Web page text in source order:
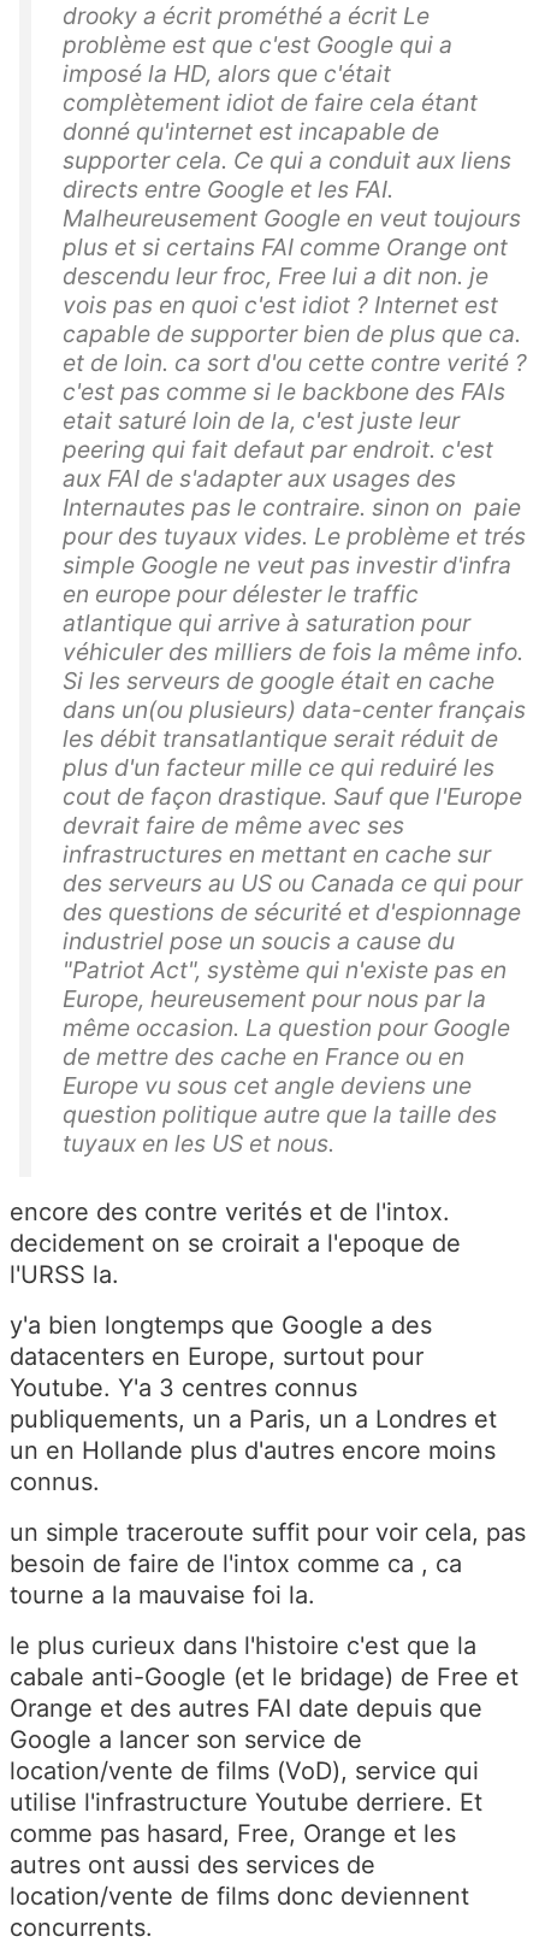
drooky a écrit prométhé a écrit Le
problème est que c'est Google qui a
imposé la HD, alors que c'était
complètement idiot de faire cela étant
donné qu'internet est incapable de
supporter cela. Ce qui a conduit aux liens
directs entre Google et les FAI.
Malheureusement Google en veut toujours
plus et si certains FAI comme Orange ont
descendu leur froc, Free lui a dit non. je
vois pas en quoi c'est idiot ? Internet est
capable de supporter bien de plus que ca.
et de loin. ca sort d'ou cette contre verité ?
c'est pas comme si le backbone des FAIs
etait saturé loin de la, c'est juste leur
peering qui fait defaut par endroit. c'est
aux FAI de s'adapter aux usages des
Internautes pas le contraire. sinon on paie
pour des tuyaux vides. Le problème et trés
simple Google ne veut pas investir d'infra
en europe pour délester le traffic
atlantique qui arrive à saturation pour
véhiculer des milliers de fois la même info.
Si les serveurs de google était en cache
dans un(ou plusieurs) data-center français
les débit transatlantique serait réduit de
plus d'un facteur mille ce qui reduiré les
cout de façon drastique. Sauf que l'Europe
devrait faire de même avec ses
infrastructures en mettant en cache sur
des serveurs au US ou Canada ce qui pour
des questions de sécurité et d'espionnage
industriel pose un soucis a cause du
"Patriot Act", système qui n'existe pas en
Europe, heureusement pour nous par la
même occasion. La question pour Google
de mettre des cache en France ou en
Europe vu sous cet angle deviens une
question politique autre que la taille des
tuyaux en les US et nous.
encore des contre verités et de l'intox.
decidement on se croirait a l'epoque de
l'URSS la.
y'a bien longtemps que Google a des
datacenters en Europe, surtout pour
Youtube. Y'a 3 centres connus
publiquements, un a Paris, un a Londres et
un en Hollande plus d'autres encore moins
connus.
un simple traceroute suffit pour voir cela, pas
besoin de faire de l'intox comme ca , ca
tourne a la mauvaise foi la.
le plus curieux dans l'histoire c'est que la
cabale anti-Google (et le bridage) de Free et
Orange et des autres FAI date depuis que
Google a lancer son service de
location/vente de films (VoD), service qui
utilise l'infrastructure Youtube derriere. Et
comme pas hasard, Free, Orange et les
autres ont aussi des services de
location/vente de films donc deviennent
concurrents.